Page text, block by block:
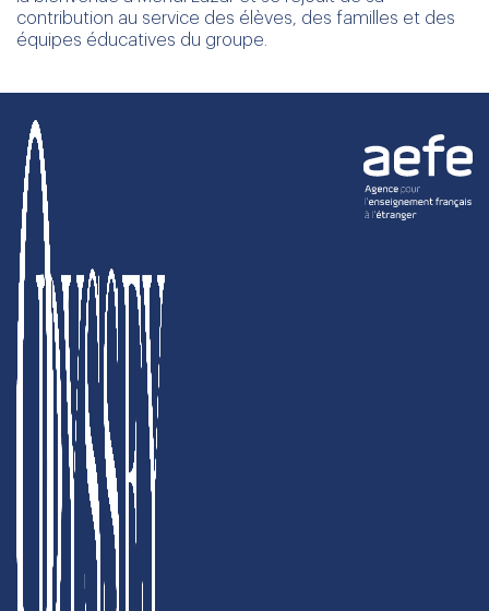
contribution au service des élèves, des familles et des
équipes éducatives du groupe.